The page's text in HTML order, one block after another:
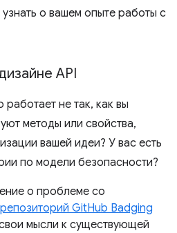
о вашем опыте работы с
API
работает не так, как вы
методы или свойства,
вашей идеи? У вас есть
по модели безопасности?
о проблеме со
репозиторий GitHub Badging
мысли к существующей